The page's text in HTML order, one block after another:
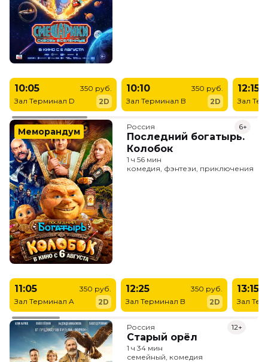
10:05
Зал Терминал D
350 руб.
2D
10:10
Зал Терминал B
350 руб.
2D
12:15
Зал
Меморандум Россия
Последний богатырь.
Колобок
6+
1 ч 56 мин
комедия, фэнтези, приключения
11:05
Зал Терминал A
350 руб.
2D
12:25
Зал Терминал B
350 руб.
2D
13:15
Зал
Россия
Старый орёл
12+
1 ч 34 мин
семейный, комедия